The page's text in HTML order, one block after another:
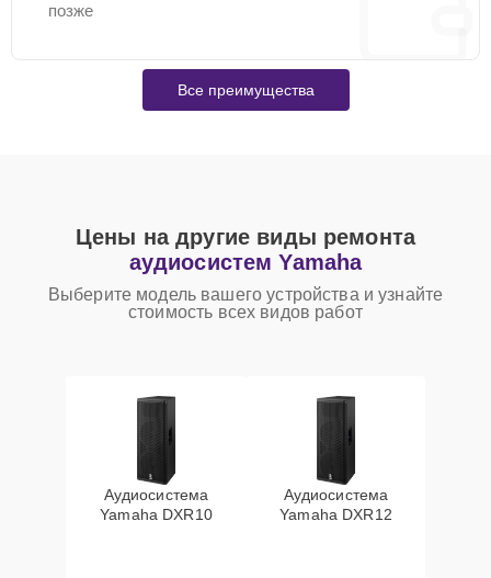
позже
Все преимущества
Цены на другие виды ремонта
аудиосистем Yamaha
Выберите модель вашего устройства и узнайте
стоимость всех видов работ
Аудиосистема
Yamaha DXR10
Аудиосистема
Yamaha DXR12